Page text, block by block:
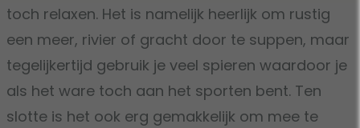
toch relaxen. Het is namelijk heerlijk om rustig
een meer, rivier of gracht door te suppen, maar
tegelijkertijd gebruik je veel spieren waardoor je
als het ware toch aan het sporten bent. Ten
slotte is het ook erg gemakkelijk om mee te